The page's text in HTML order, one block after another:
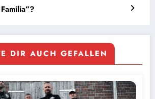
DIR AUCH GEFALLEN